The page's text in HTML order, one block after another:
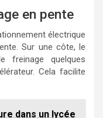
en pente
électrique
Sur une côte, le
freinage quelques
Cela facilite
dans un lycée